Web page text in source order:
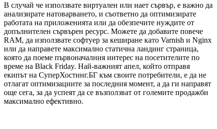
В случай че използвате виртуален или нает сървър, е важно да
анализирате натоварването, и съответно да оптимизирате
работата на приложенията или да обезпечите нуждите от
допълнителен сървърен ресурс. Можете да добавите повече
RAM, да използвате софтуер за кеширане като Varnish и Nginx
или да направете максимално статична ландинг страница,
която да поеме първоначалния интерес на посетителите по
време на Black Friday. Най-важният апел, който отправя
екипът на СуперХостинг.БГ към своите потребители, е да не
отлагат оптимизациите за последния момент, а да ги направят
още сега, за да успеят да се възползват от големите продажби
максимално ефективно.